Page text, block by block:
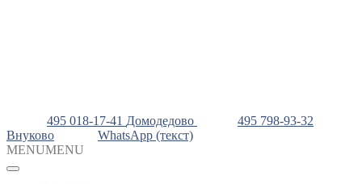
495 018-17-41 Домодедово
495 798-93-32
Внуково
WhatsApp (текст)
MENUMENU